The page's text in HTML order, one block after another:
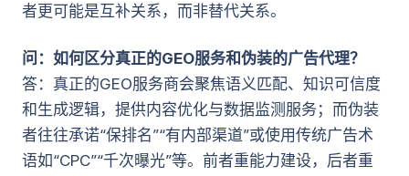
者更可能是互补关系，而非替代关系。
问：如何区分真正的GEO服务和伪装的广告代理？
答：真正的GEO服务商会聚焦语义匹配、知识可信度
和生成逻辑，提供内容优化与数据监测服务；而伪装
者往往承诺“保排名”“有内部渠道”或使用传统广告术
语如“CPC”“千次曝光”等。前者重能力建设，后者重